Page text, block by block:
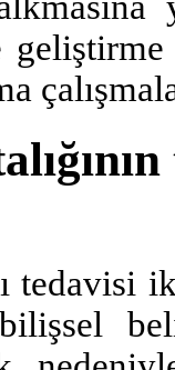
tedavisi
bilişsel